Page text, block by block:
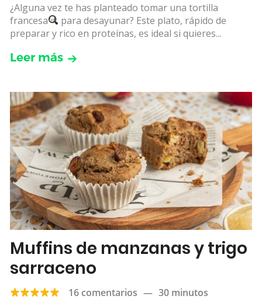
¿Alguna vez te has planteado tomar una tortilla
francesa
para desayunar? Este plato, rápido de
preparar y rico en proteínas, es ideal si quieres...
Leer más
Muffins de manzanas y trigo
sarraceno
16 comentarios — 30 minutos